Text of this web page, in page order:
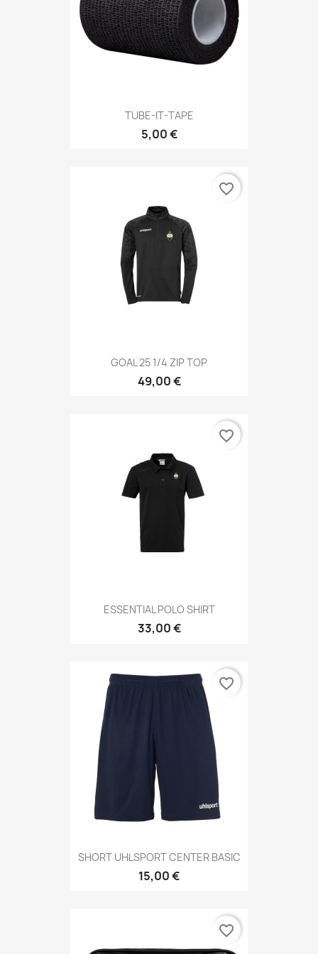
TUBE-IT-TAPE
5,00 €
GOAL 25 1/4 ZIP TOP
49,00 €
favorite_border
ESSENTIAL POLO SHIRT
33,00 €
favorite_border
SHORT UHLSPORT CENTER BASIC
15,00 €
favorite_border
favorite_border